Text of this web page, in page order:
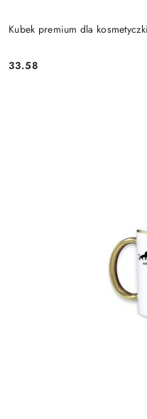
Kubek premium dla
Cena:
33.58